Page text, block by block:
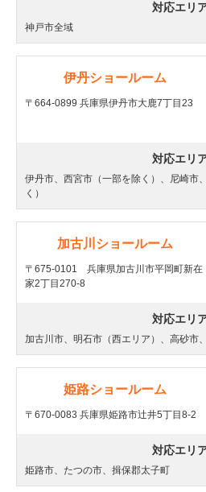
対応エリ
神戸市全域
伊丹ショールーム
〒664-0899 兵庫県伊丹市大鹿7丁目23
対応エリ
伊丹市、西宮市（一部を除く）、尼崎市
く）
加古川ショールーム
〒675-0101 兵庫県加古川市平岡町新在
家2丁目270-8
対応エリ
加古川市、明石市（西エリア）、高砂市
姫路ショールーム
〒670-0083 兵庫県姫路市辻井5丁目8-2
対応エリ
姫路市、たつの市、揖保郡太子町